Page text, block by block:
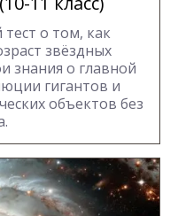
о том, как
звёздных
знания о главной
гигантов и
объектов без